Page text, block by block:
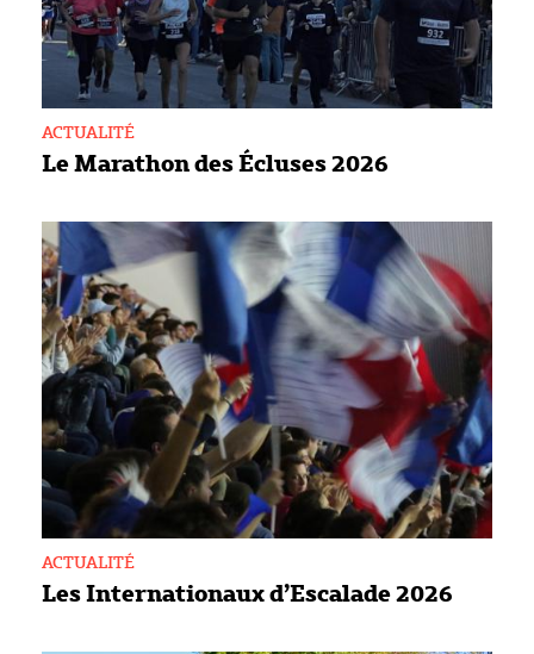
Le Marathon des Écluses 2026
ACTUALITÉ
Les Internationaux d’Escalade 2026
ACTUALITÉ